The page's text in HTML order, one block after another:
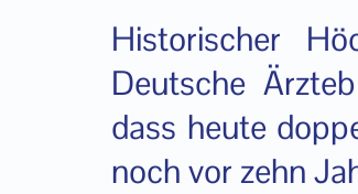
Historischer
Deutsche
dass heute
noch vor zehn